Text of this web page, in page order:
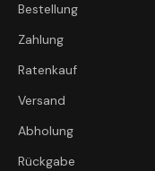
Bestellung
Zahlung
Ratenkauf
Versand
Abholung
Rückgabe